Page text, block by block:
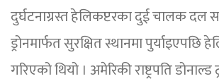
दुर्घटनाग्रस्त हेलिकप्टरका दुई चालक दल
ड्रोनमार्फत सुरक्षित स्थानमा पुर्याइएपछि
गरिएको थियो । अमेरिकी राष्ट्रपति